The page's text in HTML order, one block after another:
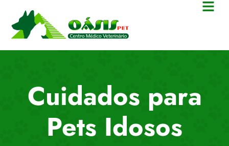
Cuidados para
Pets Idosos